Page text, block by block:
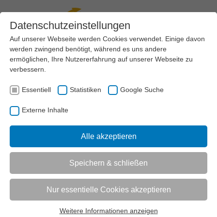
Menü
VEREINSMANAGEMENT AKTUELL:
BEZAHLTE MITARBEIT
UNTERMENÜ
Informationen zum Readspeaker öffnen
Bezahlte Mitarbeit
läuft“? Und zu welchen Konditionen? Oft ist hierbei
Datenschutzeinstellungen
Auf unserer Webseite werden Cookies verwendet. Einige davon
werden zwingend benötigt, während es uns andere
ermöglichen, Ihre Nutzererfahrung auf unserer Webseite zu
verbessern.
Essentiell Statistiken Google Suche
Externe Inhalte
Alle akzeptieren
Speichern & schließen
Nur essentielle Cookies akzeptieren
Weitere Informationen anzeigen